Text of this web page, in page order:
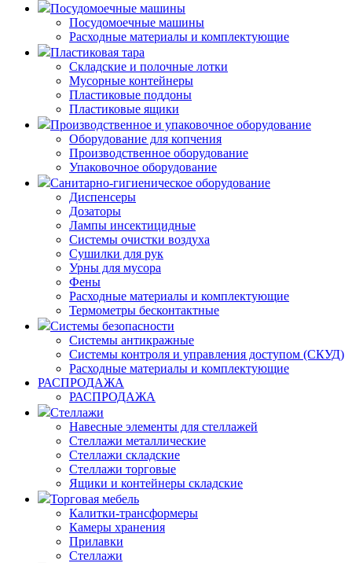
Посудомоечные машины
Посудомоечные машины
Расходные материалы и комплектующие
Пластиковая тара
Складские и полочные лотки
Мусорные контейнеры
Пластиковые поддоны
Пластиковые ящики
Производственное и упаковочное оборудование
Оборудование для копчения
Производственное оборудование
Упаковочное оборудование
Санитарно-гигиеническое оборудование
Диспенсеры
Дозаторы
Лампы инсектицидные
Системы очистки воздуха
Сушилки для рук
Урны для мусора
Фены
Расходные материалы и комплектующие
Термометры бесконтактные
Системы безопасности
Системы антикражные
Системы контроля и управления доступом (СКУД)
Расходные материалы и комплектующие
РАСПРОДАЖА
РАСПРОДАЖА
Стеллажи
Навесные элементы для стеллажей
Стеллажи металлические
Стеллажи складские
Стеллажи торговые
Ящики и контейнеры складские
Торговая мебель
Калитки-трансформеры
Камеры хранения
Прилавки
Стеллажи